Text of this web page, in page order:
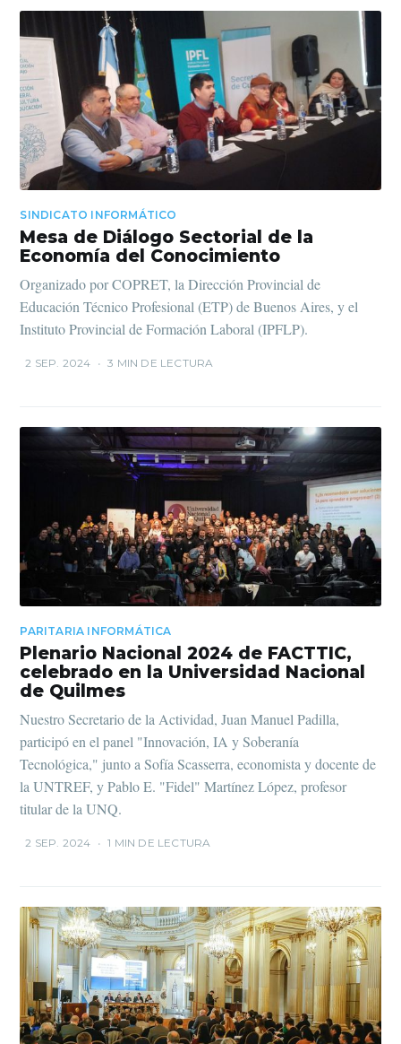
SINDICATO INFORMÁTICO
Mesa de Diálogo Sectorial de la
Economía del Conocimiento
Organizado por COPRET, la Dirección Provincial de
Educación Técnico Profesional (ETP) de Buenos Aires, y el
Instituto Provincial de Formación Laboral (IPFLP).
2 SEP. 2024 • 3 MIN DE LECTURA
PARITARIA INFORMÁTICA
Plenario Nacional 2024 de FACTTIC,
celebrado en la Universidad Nacional
de Quilmes
Nuestro Secretario de la Actividad, Juan Manuel Padilla,
participó en el panel "Innovación, IA y Soberanía
Tecnológica," junto a Sofía Scasserra, economista y docente de
la UNTREF, y Pablo E. "Fidel" Martínez López, profesor
titular de la UNQ.
2 SEP. 2024 • 1 MIN DE LECTURA